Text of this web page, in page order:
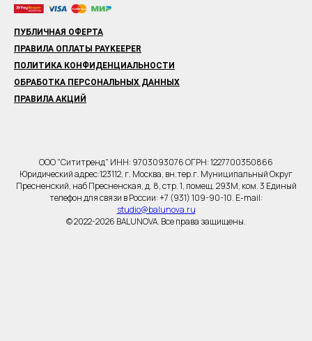
ПУБЛИЧНАЯ ОФЕРТА
ПРАВИЛА ОПЛАТЫ PAYKEEPER
ПОЛИТИКА КОНФИДЕНЦИАЛЬНОСТИ
ОБРАБОТКА ПЕРСОНАЛЬНЫХ ДАННЫХ
ПРАВИЛА АКЦИЙ
ООО "Сититренд" ИНН: 9703093076 ОГРН: 1227700350866
Юридический адрес:123112, г. Москва, вн.тер.г. Муниципальный Округ
Пресненский, наб Пресненская, д. 8, стр. 1, помещ. 293М, ком. 3 Единый
телефон для связи в России: +7 (931) 109-90-10. E-mail:
studio@balunova.ru
© 2022-2026 BALUNOVA. Все права защищены.